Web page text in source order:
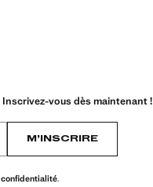
vous dès maintenant !
M’INSCRIRE
.